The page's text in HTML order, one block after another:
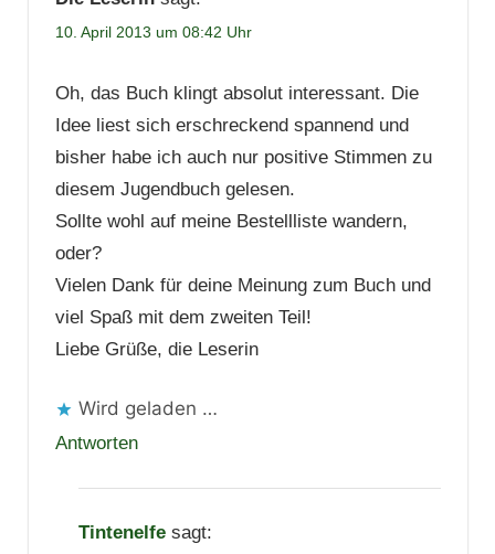
10. April 2013 um 08:42 Uhr
Oh, das Buch klingt absolut interessant. Die
Idee liest sich erschreckend spannend und
bisher habe ich auch nur positive Stimmen zu
diesem Jugendbuch gelesen.
Sollte wohl auf meine Bestellliste wandern,
oder?
Vielen Dank für deine Meinung zum Buch und
viel Spaß mit dem zweiten Teil!
Liebe Grüße, die Leserin
Wird geladen …
Antworten
Tintenelfe sagt: